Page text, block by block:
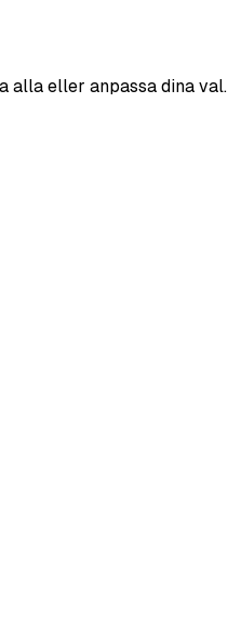
alla eller anpassa dina val.